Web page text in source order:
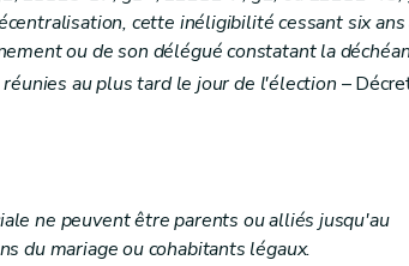
et du recouvrement de ces pensions
cette inéligibilité cessant six ans
ou de son délégué constatant la
au plus tard le jour de l'élection –
ne peuvent être parents ou alliés jusqu'au
du mariage ou cohabitants légaux.